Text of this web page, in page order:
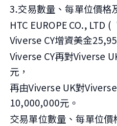
3.交易數量、每單位價格
HTC EUROPE CO., LTD
Viverse CY增資美金
Viverse CY再對Viverse
元，
再由Viverse UK對
10,000,000元。
交易單位數量、每單位價